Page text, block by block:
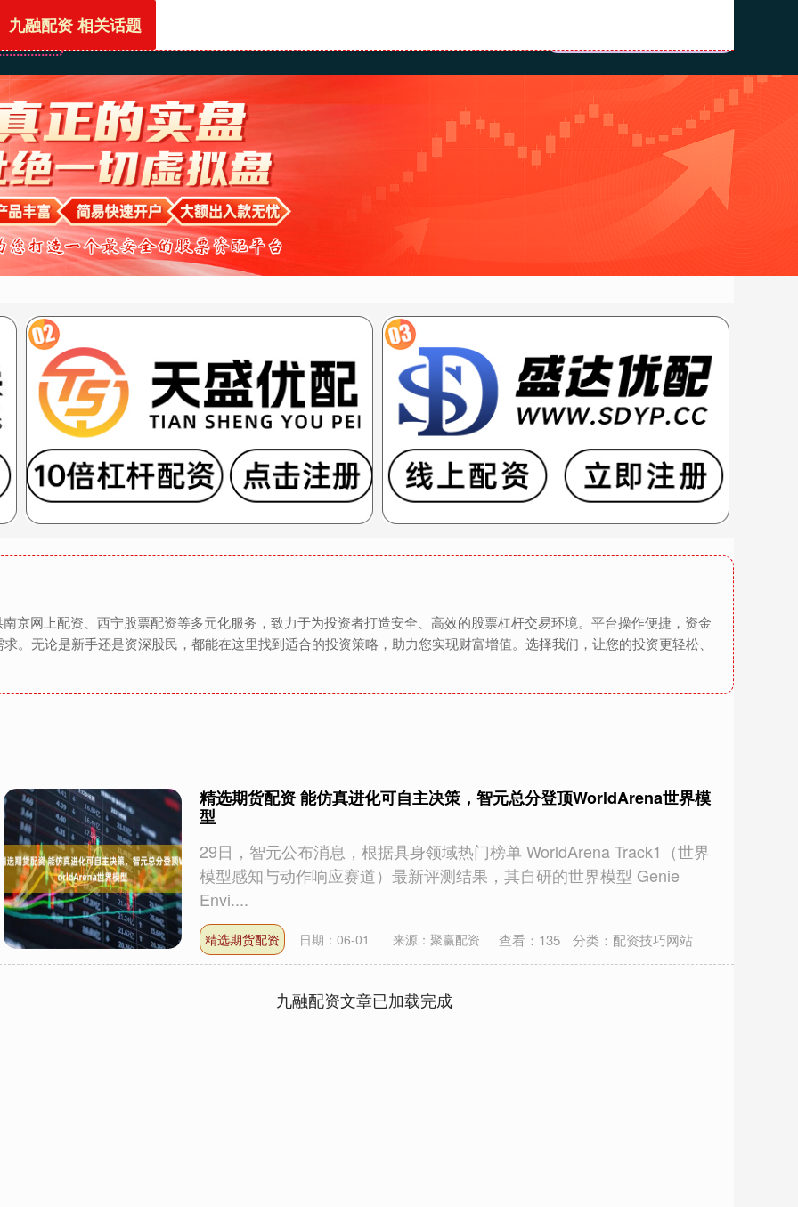
首页 九融配资配资技巧网站
京网上配资、西宁股票配资等多元化服务，致力于为投资者打造安全、高效的股票杠杆交易环境。平台操作便捷，资金
。无论是新手还是资深股民，都能在这里找到适合的投资策略，助力您实现财富增值。选择我们，让您的投资更轻松、
九融配资 相关话题
精选期货配资 能仿真进化可自主决策，智元总分登顶WorldArena世界模
型
29日，智元公布消息，根据具身领域热门榜单 WorldArena Track1（世界
模型感知与动作响应赛道）最新评测结果，其自研的世界模型 Genie
Envi....
精选期货配资 日期：06-01 来源：聚赢配资 查看： 135 分类： 配资技巧网站
九融配资文章已加载完成